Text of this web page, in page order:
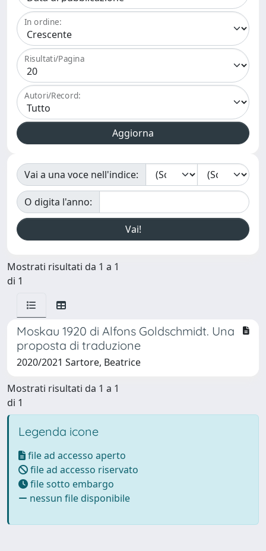
In ordine:
Risultati/Pagina
Autori/Record:
Vai a una voce nell'indice:
O digita l'anno:
Mostrati risultati da 1 a 1
di 1
Moskau 1920 di Alfons Goldschmidt. Una
proposta di traduzione
2020/2021 Sartore, Beatrice
Mostrati risultati da 1 a 1
di 1
Legenda icone
file ad accesso aperto
file ad accesso riservato
file sotto embargo
nessun file disponibile